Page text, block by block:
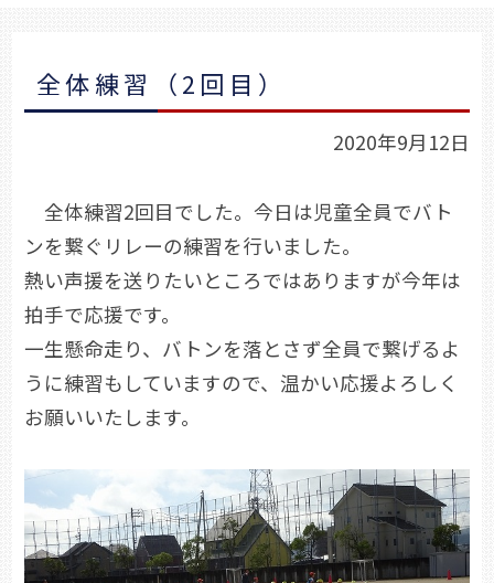
全体練習（2回目）
2020年9月12日
全体練習2回目でした。今日は児童全員でバト
ンを繋ぐリレーの練習を行いました。
熱い声援を送りたいところではありますが今年は
拍手で応援です。
一生懸命走り、バトンを落とさず全員で繋げるよ
うに練習もしていますので、温かい応援よろしく
お願いいたします。